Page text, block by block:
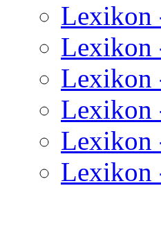
Lexikon
Lexikon
Lexikon
Lexikon
Lexikon
Lexikon